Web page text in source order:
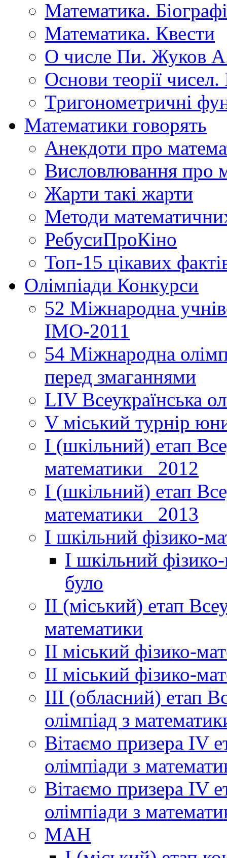
Математика.
Математика. Квести
О числе Пи. Жуков
Основи теорії
Тригонометричні
Математики говорять
Анекдоти про
Висловлювання про
Жарти такі жарти
Методи
РебусиПроКіно
Топ-15 цікавих
Олімпіади Конкурси
52 Міжнародна
ІМО-2011
54 Міжнародна
перед змаганнями
LIV Всеукраїнська
V міський турнір
І (шкільний) етап
математики _2012
І (шкільний) етап
математики _2013
І шкільний фізико-
І шкільний
було
ІІ (міський) етап
математики
ІІ міський фізико-
ІІ міський фізико-
ІІІ (обласний) етап
олімпіад з
Вітаємо призера ІV
олімпіади з
Вітаємо призера ІV
олімпіади з
МАН